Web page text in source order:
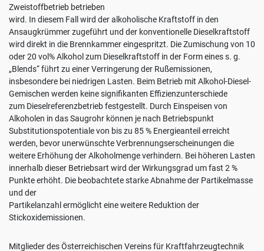
Zweistoffbetrieb betrieben
wird. In diesem Fall wird der alkoholische Kraftstoff in den
Ansaugkrümmer zugeführt und der konventionelle Dieselkraftstoff
wird direkt in die Brennkammer eingespritzt. Die Zumischung von 10
oder 20 vol% Alkohol zum Dieselkraftstoff in der Form eines s. g.
„Blends“ führt zu einer Verringerung der Rußemissionen,
insbesondere bei niedrigen Lasten. Beim Betrieb mit Alkohol-Diesel-
Gemischen werden keine signifikanten Effizienzunterschiede
zum Dieselreferenzbetrieb festgestellt. Durch Einspeisen von
Alkoholen in das Saugrohr können je nach Betriebspunkt
Substitutionspotentiale von bis zu 85 % Energieanteil erreicht
werden, bevor unerwünschte Verbrennungserscheinungen die
weitere Erhöhung der Alkoholmenge verhindern. Bei höheren Lasten
innerhalb dieser Betriebsart wird der Wirkungsgrad um fast 2 %
Punkte erhöht. Die beobachtete starke Abnahme der Partikelmasse
und der
Partikelanzahl ermöglicht eine weitere Reduktion der
Stickoxidemissionen.
Mitglieder des Österreichischen Vereins für Kraftfahrzeugtechnik